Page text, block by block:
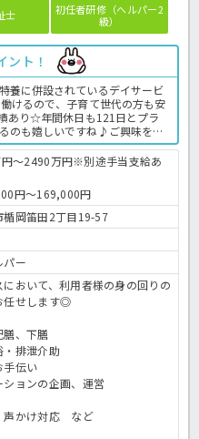
士
初任者研修（ヘルパー2
級）
ント！
養に併設されているデイサービ
けるので、子育て世代の方も安
あり☆年間休日も121日とプラ
のも嬉しいですね♪ご興味をお
合せ下さいね。デイサービスで
員 デイサービスの求人＞
～2490万円※別途手当支給あ
円～169,000円
楯岡笛田2丁目19-57
パー
において、利用者様の身の回りの
任せします◎
、下膳
排泄介助
伝い
ョンの企画、運営
声かけ対応 など